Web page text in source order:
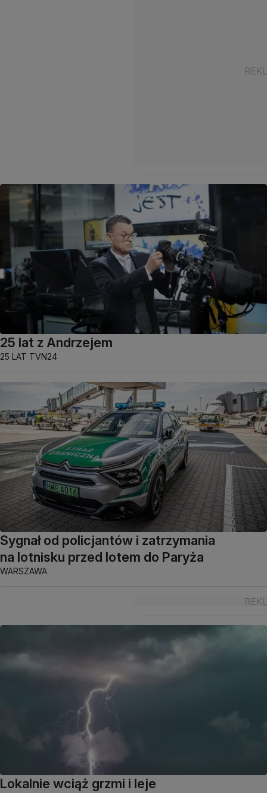
25 lat z Andrzejem
25 LAT TVN24
Sygnał od policjantów i zatrzymania
na lotnisku przed lotem do Paryża
WARSZAWA
Lokalnie wciąż grzmi i leje